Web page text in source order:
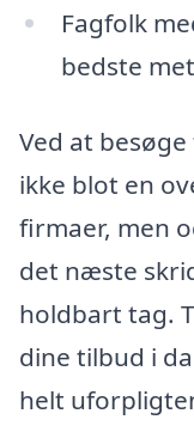
Fagfolk
bedste
Ved at
ikke blot en
firmaer, men
det næste
holdbart tag.
dine tilbud i
helt